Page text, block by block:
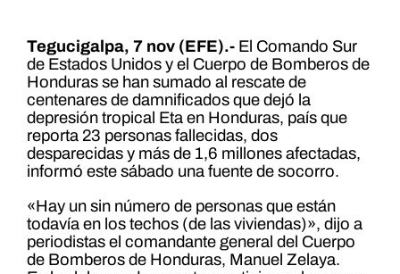
Tegucigalpa, 7 nov (EFE).- El Comando Sur
de Estados Unidos y el Cuerpo de Bomberos de
Honduras se han sumado al rescate de
centenares de damnificados que dejó la
depresión tropical Eta en Honduras, país que
reporta 23 personas fallecidas, dos
desparecidas y más de 1,6 millones afectadas,
informó este sábado una fuente de socorro.
«Hay un sin número de personas que están
todavía en los techos (de las viviendas)», dijo a
periodistas el comandante general del Cuerpo
de Bomberos de Honduras, Manuel Zelaya.